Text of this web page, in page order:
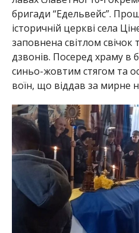
бригади “Едельвейс”.
історичній церкві села
заповнена світлом
дзвонів. Посеред храму в
синьо-жовтим стягом та
воїн, що віддав за мирне